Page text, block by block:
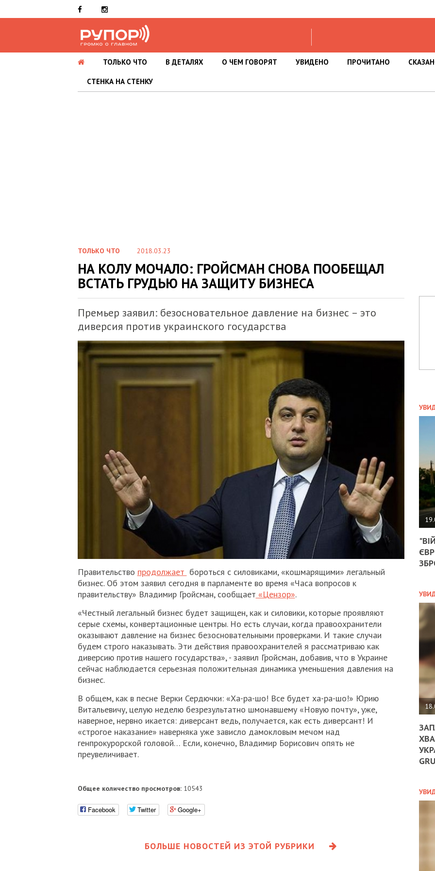
ТОЛЬКО ЧТО В ДЕТАЛЯХ О ЧЕМ ГОВОРЯТ УВИДЕНО ПРОЧИТАНО
СТЕНКА НА СТЕНКУ
ТОЛЬКО ЧТО 2018.03.23
НА КОЛУ МОЧАЛО: ГРОЙСМАН СНОВА ПООБЕЩАЛ
ВСТАТЬ ГРУДЬЮ НА ЗАЩИТУ БИЗНЕСА
Премьер заявил: безосновательное давление на бизнес – это
диверсия против украинского государства
Правительство продолжает бороться с силовиками, «кошмарящими» легальный
бизнес. Об этом заявил сегодня в парламенте во время «Часа вопросов к
правительству» Владимир Гройсман, сообщает «Цензор».
«Честный легальный бизнес будет защищен, как и силовики, которые проявляют
серые схемы, конвертационные центры. Но есть случаи, когда правоохранители
оказывают давление на бизнес безосновательными проверками. И такие случаи
будем строго наказывать. Эти действия правоохранителей я рассматриваю как
диверсию против нашего государства», - заявил Гройсман, добавив, что в Украине
сейчас наблюдается серьезная положительная динамика уменьшения давления на
бизнес.
В общем, как в песне Верки Сердючки: «Ха-ра-шо! Все будет ха-ра-шо!» Юрию
Витальевичу, целую неделю безрезультатно шмонавшему «Новую почту», уже,
наверное, нервно икается: диверсант ведь, получается, как есть диверсант! И
«строгое наказание» наверняка уже зависло дамокловым мечом над
генпрокурорской головой… Если, конечно, Владимир Борисович опять не
преувеличивает.
Общее количество просмотров:10543
Facebook Twitter Google+
БОЛЬШЕ НОВОСТЕЙ ИЗ ЭТОЙ РУБРИКИ
НА
ДО
ЄС
-